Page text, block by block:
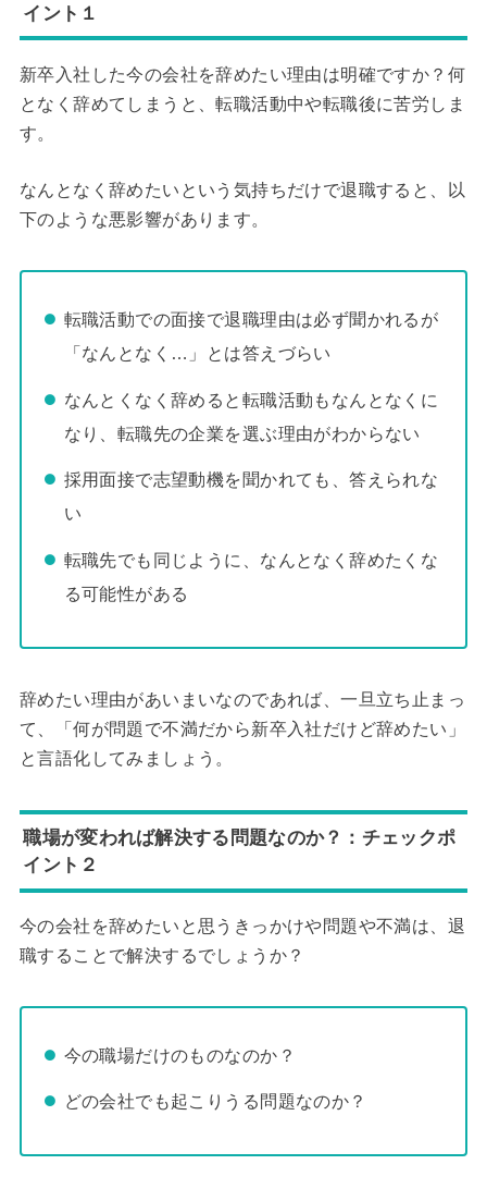
イント１
新卒入社した今の会社を辞めたい理由は明確ですか？何
となく辞めてしまうと、転職活動中や転職後に苦労しま
す。
なんとなく辞めたいという気持ちだけで退職すると、以
下のような悪影響があります。
転職活動での面接で退職理由は必ず聞かれるが
「なんとなく…」とは答えづらい
なんとくなく辞めると転職活動もなんとなくに
なり、転職先の企業を選ぶ理由がわからない
採用面接で志望動機を聞かれても、答えられな
い
転職先でも同じように、なんとなく辞めたくな
る可能性がある
辞めたい理由があいまいなのであれば、一旦立ち止まっ
て、「何が問題で不満だから新卒入社だけど辞めたい」
と言語化してみましょう。
職場が変われば解決する問題なのか？：チェックポ
イント２
今の会社を辞めたいと思うきっかけや問題や不満は、退
職することで解決するでしょうか？
今の職場だけのものなのか？
どの会社でも起こりうる問題なのか？